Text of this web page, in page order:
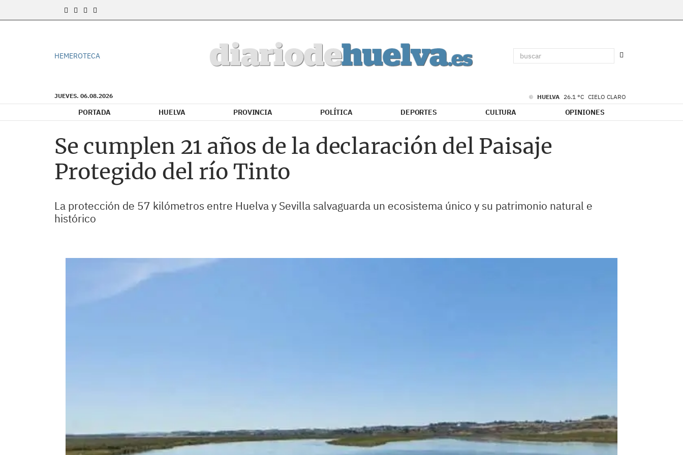
HEMEROTECA
JUEVES. 06.08.2026 HUELVA 26.1 °C CIELO CLARO
PORTADA HUELVA PROVINCIA POLÍTICA DEPORTES CULTURA OPINIONES
Se cumplen 21 años de la declaración del Paisaje
Protegido del río Tinto
La protección de 57 kilómetros entre Huelva y Sevilla salvaguarda un ecosistema único y su patrimonio natural e
histórico